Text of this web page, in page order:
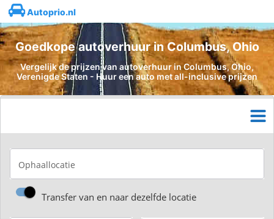
Autoprio.nl
Goedkope autoverhuur in Columbus, Ohio
Vergelijk de prijzen van autoverhuur in Columbus, Ohio,
Verenigde Staten - Huur een auto met all-inclusive prijzen
Ophaallocatie
Transfer van en naar dezelfde locatie